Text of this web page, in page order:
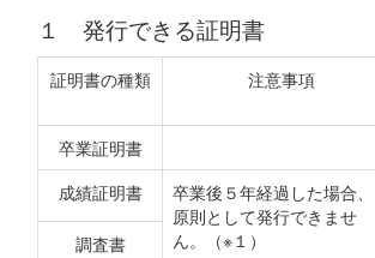
１ 発行できる証明書
証明書の種類 注意事項
卒業証明書
成績証明書
卒業後５年経過した場合、
原則として発行できませ
ん。（※１）
調査書